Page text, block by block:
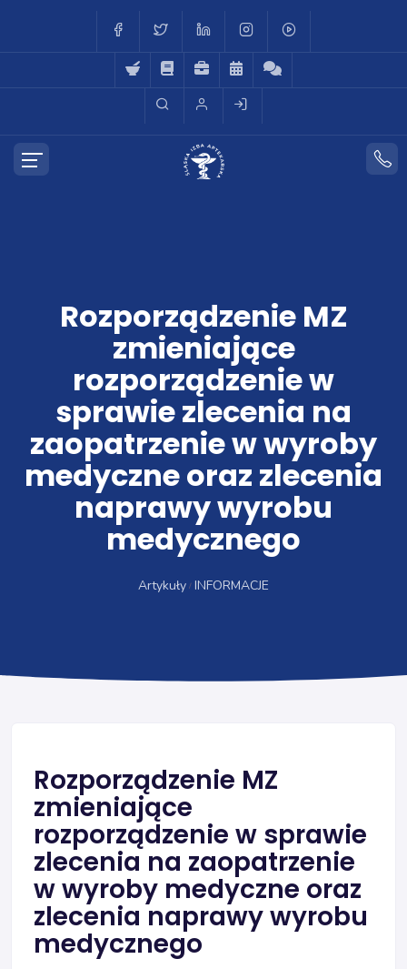
Rozporządzenie MZ
zmieniające
rozporządzenie w
sprawie zlecenia na
zaopatrzenie w wyroby
medyczne oraz zlecenia
naprawy wyrobu
medycznego
Artykuły INFORMACJE
Rozporządzenie MZ
zmieniające
rozporządzenie w sprawie
zlecenia na zaopatrzenie
w wyroby medyczne oraz
zlecenia naprawy wyrobu
medycznego